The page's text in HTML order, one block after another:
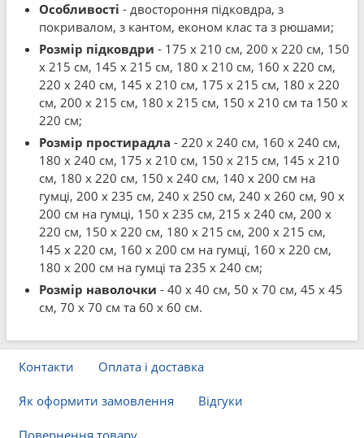
Особливості - двостороння підковдра, з
покривалом, з кантом, економ клас та з рюшами;
Розмір підковдри - 175 x 210 см, 200 x 220 см, 150
x 215 см, 145 x 215 см, 180 x 210 см, 160 x 220 см,
220 x 240 см, 145 x 210 см, 175 x 215 см, 180 x 220
см, 200 x 215 см, 180 x 215 см, 150 x 210 см та 150 x
220 см;
Розмір простирадла - 220 x 240 см, 160 x 240 см,
180 x 240 см, 175 x 210 см, 150 x 215 см, 145 x 210
см, 180 x 220 см, 150 x 240 см, 140 x 200 см на
гумці, 200 x 235 см, 240 x 250 см, 240 x 260 см, 90 x
200 см на гумці, 150 x 235 см, 215 x 240 см, 200 x
220 см, 150 x 220 см, 180 x 215 см, 200 x 215 см,
145 x 220 см, 160 x 200 см на гумці, 160 x 220 см,
180 x 200 см на гумці та 235 x 240 см;
Розмір наволочки - 40 x 40 см, 50 x 70 см, 45 x 45
см, 70 x 70 см та 60 x 60 см.
Контакти Оплата і доставка
Як оформити замовлення Відгуки
Повернення товару